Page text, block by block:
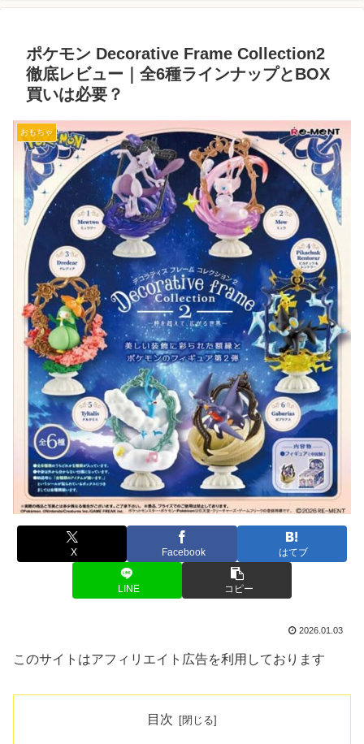
ポケモン Decorative Frame Collection2
徹底レビュー｜全6種ラインナップとBOX
買いは必要？
おもちゃ
X Facebook はてブ
LINE コピー
2026.01.03
このサイトはアフィリエイト広告を利用しております
目次